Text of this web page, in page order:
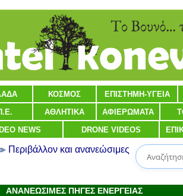
ΚΟΣΜΟΣ ΕΠΙΣΤΗΜΗ-ΥΓΕΙΑ
ΑΘΛΗΤΙΚΑ ΑΦΙΕΡΩΜΑΤΑ
NEWS DRONE VIDEOS
Περιβάλλον και ανανεώσιμες
ΑΝΑΝΕΩΣΙΜΕΣ ΠΗΓΕΣ ΕΝΕΡΓΕΙΑΣ